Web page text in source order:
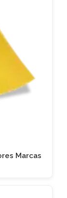
Marcas